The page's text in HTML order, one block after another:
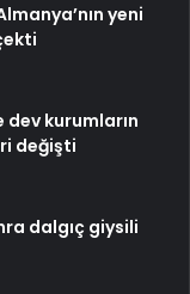
yeni
dev kurumların
değişti
dalgıç giysili